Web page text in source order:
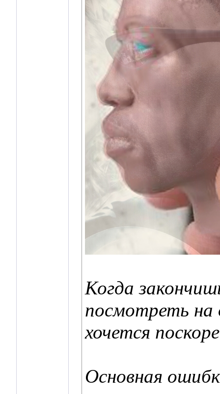
Когда
посмотреть на
хочется
Основная